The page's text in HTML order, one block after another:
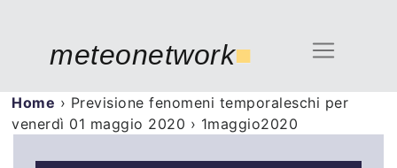
meteonetwork■
Home › Previsione fenomeni temporaleschi per
venerdì 01 maggio 2020 › 1maggio2020